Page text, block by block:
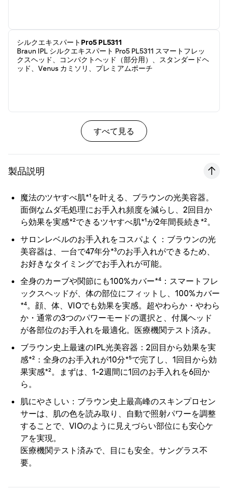
シルクエキスパートPro5 PL5311
Braun IPL シルクエキスパート Pro5 PL5311 スマートフレッ
クスヘッド、コンパクトヘッド（部分用）、スタンダードヘ
ッド、Venus カミソリ、プレミアムポーチ
すべて見る
製品説明
魔法のツヤすべ肌*¹を叶える、ブラウンの光美容器。
面倒なムダ毛処理にお手入れ頻度を減らし、2回目か
ら効果を実感*²できるツヤすべ肌*¹が2年間長続き*²。
サロンレベルのお手入れをコスパよく： ブラウンの光
美容器は、一台で47年分*³のお手入れができるため、
お好きなタイミングでお手入れが可能。
全身のカーブや関節にも100%カバー*⁴： スマートフレ
ックスヘッドが、体の部位にフィットし、100%カバー
*⁴。顔、体、VIOでも効果を実感。超やわらか・やわら
か・通常の3つのパワーモードの選択と、付属ヘッド
が各部位のお手入れを最適化。医療機関テスト済み。
ブラウン史上最速のIPL光美容器： 2回目から効果を実
感*²：全身のお手入れが10分*⁵で完了し、1回目から効
果実感*²。まずは、1-2週間に1回のお手入れを6回か
ら。
肌にやさしい： ブラウン史上最高峰のスキンプロセン
サーは、肌の色を読み取り、自動で照射パワーを調整
することで、VIOのように見えづらい部位にも安心ケ
アを実現。
医療機関テスト済みで、目にも安全。サングラス不
要。